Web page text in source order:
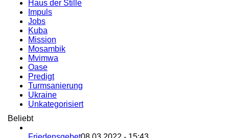
Haus der Stille
Impuls
Jobs
Kuba
Mission
Mosambik
Mvimwa
Oase
Predigt
Turmsanierung
Ukraine
Unkategorisiert
Beliebt